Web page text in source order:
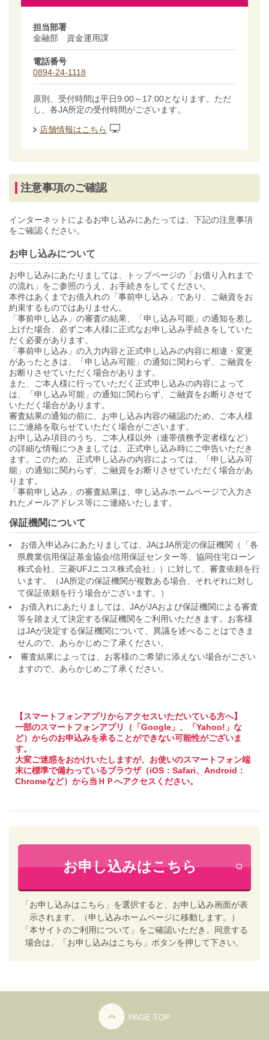
担当部署
金融部 資金運用課
電話番号
0894-24-1118
原則、受付時間は平日9:00～17:00となります。ただ
し、各JA所定の受付時間がございます。
店舗情報はこちら
注意事項のご確認
インターネットによるお申し込みにあたっては、下記の注意事項
をご確認ください。
お申し込みについて
お申し込みにあたりましては、トップページの「お借り入れまで
の流れ」をご参照のうえ、お手続きをしてください。
本件はあくまでお借入れの「事前申し込み」であり、ご融資をお
約束するものではありません。
「事前申し込み」の審査の結果、「申し込み可能」の通知を差し
上げた場合、必ずご本人様に正式なお申し込み手続きをしていた
だく必要があります。
「事前申し込み」の入力内容と正式申し込みの内容に相違・変更
があったときは、「申し込み可能」の通知に関わらず、ご融資を
お断りさせていただく場合があります。
また、ご本人様に行っていただく正式申し込みの内容によって
は、「申し込み可能」の通知に関わらず、ご融資をお断りさせて
いただく場合があります。
審査結果の通知の前に、お申し込み内容の確認のため、ご本人様
にご連絡を取らせていただく場合がございます。
お申し込み項目のうち、ご本人様以外（連帯債務予定者様など）
の詳細な情報につきましては、正式申し込み時にご申告いただき
ます。このため、正式申し込みの内容によっては、「申し込み可
能」の通知に関わらず、ご融資をお断りさせていただく場合があ
ります。
「事前申し込み」の審査結果は、申し込みホームページで入力さ
れたメールアドレス等にご連絡いたします。
保証機関について
お借入申込みにあたりましては、JAはJA所定の保証機関（「各
県農業信用保証基金協会/信用保証センター等、協同住宅ローン
株式会社、三菱UFJニコス株式会社」）に対して、審査依頼を行
います。（JA所定の保証機関が複数ある場合、それぞれに対し
て保証依頼を行う場合がございます。）
お借入れにあたりましては、JAがJAおよび保証機関による審査
等を踏まえて決定する保証機関をご利用いただきます。お客様
はJAが決定する保証機関について、異議を述べることはできま
せんので、あらかじめご了承ください。
審査結果によっては、お客様のご希望に添えない場合がござい
ますので、あらかじめご了承ください。
【スマートフォンアプリからアクセスいただいている方へ】
一部のスマートフォンアプリ（「Google」、「Yahoo!」な
ど）からのお申込みを承ることができない可能性がございま
す。
大変ご迷惑をおかけいたしますが、お使いのスマートフォン端
末に標準で備わっているブラウザ（iOS：Safari、Android：
Chromeなど）から当ＨＰへアクセスください。
お申し込みはこちら
「お申し込みはこちら」を選択すると、お申し込み画面が表
示されます。（申し込みホームページに移動します。）
「本サイトのご利用について」をご確認いただき、同意する
場合は、「お申し込みはこちら」ボタンを押して下さい。
PAGE TOP